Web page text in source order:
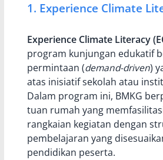
1. Experience Climate
Experience Climate Literacy
program kunjungan edukatif
permintaan (demand-driven)
atas inisiatif sekolah atau
Dalam program ini, BMKG
tuan rumah yang
rangkaian kegiatan dengan
pembelajaran yang
pendidikan peserta.